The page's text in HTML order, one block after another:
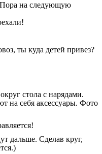
на следующую
ты куда детей привез?
стола с нарядами.
на себя аксессуары. Фото
дальше. Сделав круг,